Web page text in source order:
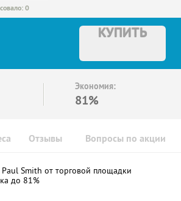
0
КУПИТЬ
Экономия:
81%
Отзывы Вопросы по акции
Smith от торговой площадки
до 81%